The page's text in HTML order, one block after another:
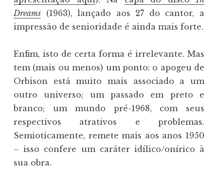
Dreams (1963), lançado aos 27 do cantor, a
impressão de senioridade é ainda mais forte.
Enfim, isto de certa forma é irrelevante. Mas
tem (mais ou menos) um ponto: o apogeu de
Orbison está muito mais associado a um
outro universo; um passado em preto e
branco; um mundo pré-1968, com seus
respectivos atrativos e problemas.
Semioticamente, remete mais aos anos 1950
– isso confere um caráter idílico/onírico à
sua obra.